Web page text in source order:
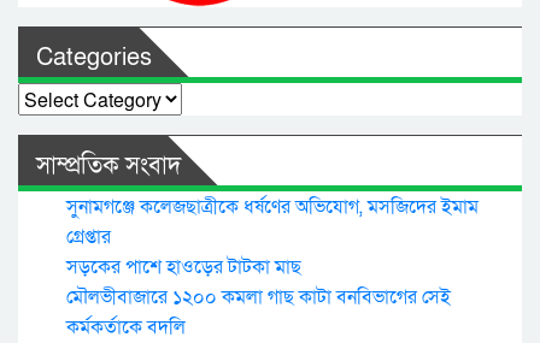
Categories
Categories
সাম্প্রতিক সংবাদ
সুনামগঞ্জে কলেজছাত্রীকে ধর্ষণের অভিযোগ, মসজিদের ইমাম
গ্রেপ্তার
সড়কের পাশে হাওড়ের টাটকা মাছ
মৌলভীবাজারে ১২০০ কমলা গাছ কাটা বনবিভাগের সেই
কর্মকর্তাকে বদলি